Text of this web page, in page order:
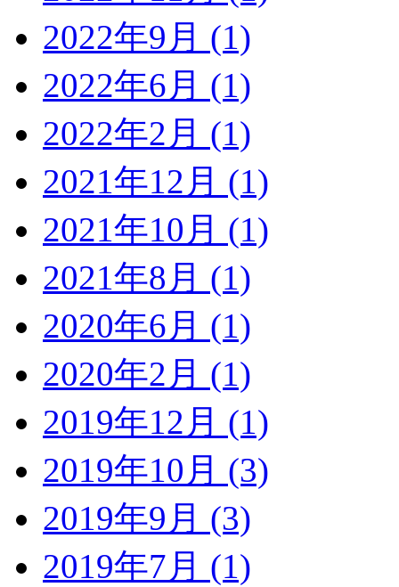
2022年9月 (1)
2022年6月 (1)
2022年2月 (1)
2021年12月 (1)
2021年10月 (1)
2021年8月 (1)
2020年6月 (1)
2020年2月 (1)
2019年12月 (1)
2019年10月 (3)
2019年9月 (3)
2019年7月 (1)